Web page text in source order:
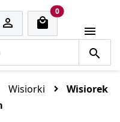

0cart items

Wisiorki
Wisiorek